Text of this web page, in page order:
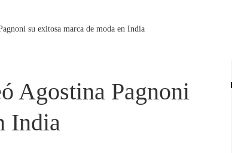
su exitosa marca de moda en India
Agostina Pagnoni
India